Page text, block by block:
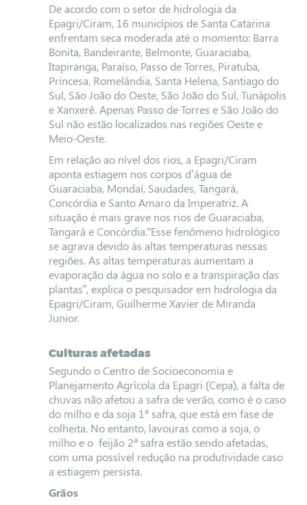
De acordo com o setor de hidrologia da
Epagri/Ciram, 16 municípios de Santa Catarina
enfrentam seca moderada até o momento: Barra
Bonita, Bandeirante, Belmonte, Guaraciaba,
Itapiranga, Paraíso, Passo de Torres, Piratuba,
Princesa, Romelândia, Santa Helena, Santiago do
Sul, São João do Oeste, São João do Sul, Tunápolis
e Xanxerê. Apenas Passo de Torres e São João do
Sul não estão localizados nas regiões Oeste e
Meio-Oeste.
Em relação ao nível dos rios, a Epagri/Ciram
aponta estiagem nos corpos d’água de
Guaraciaba, Mondaí, Saudades, Tangará,
Concórdia e Santo Amaro da Imperatriz. A
situação é mais grave nos rios de Guaraciaba,
Tangará e Concórdia.“Esse fenômeno hidrológico
se agrava devido às altas temperaturas nessas
regiões. As altas temperaturas aumentam a
evaporação da água no solo e a transpiração das
plantas”, explica o pesquisador em hidrologia da
Epagri/Ciram, Guilherme Xavier de Miranda
Junior.
Culturas afetadas
Segundo o Centro de Socioeconomia e
Planejamento Agrícola da Epagri (Cepa), a falta de
chuvas não afetou a safra de verão, como é o caso
do milho e da soja 1ª safra, que está em fase de
colheita. No entanto, lavouras como a soja, o
milho e o feijão 2ª safra estão sendo afetadas,
com uma possível redução na produtividade caso
a estiagem persista.
Grãos